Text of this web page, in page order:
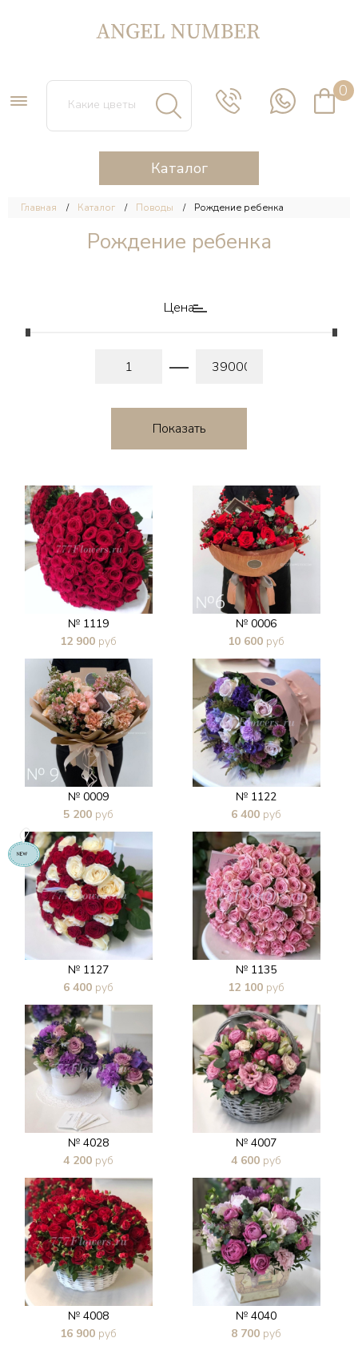
0
Каталог
Главная Каталог Поводы Рождение ребенка
Рождение ребенка
Цена
№ 1119
12 900 руб
В 1 клик
№ 0006
10 600 руб
В 1 клик
№ 0009
5 200 руб
В 1 клик
№ 1122
6 400 руб
В 1 клик
№ 1127
6 400 руб
В 1 клик
№ 1135
12 100 руб
В 1 клик
№ 4028
4 200 руб
В 1 клик
№ 4007
4 600 руб
В 1 клик
№ 4008
16 900 руб
№ 4040
8 700 руб